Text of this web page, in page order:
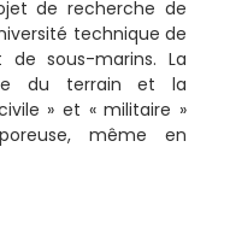
de recherche de
technique de
de sous-marins. La
du terrain et la
» et « militaire »
même en